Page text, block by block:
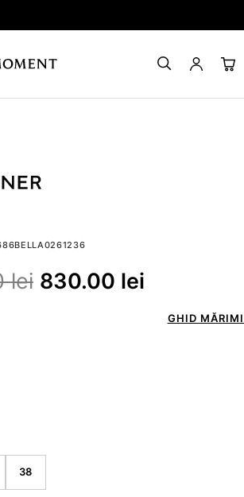
lei 830.00 lei
GHID MĂRIMI
38